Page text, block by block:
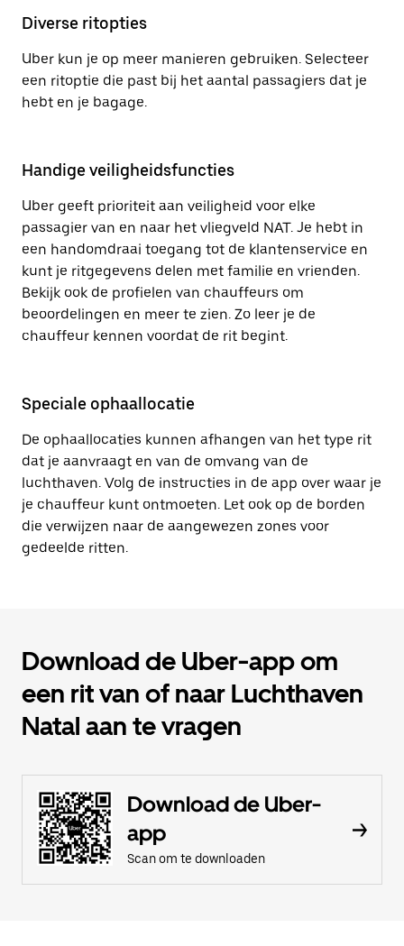
Diverse ritopties
Uber kun je op meer manieren gebruiken. Selecteer
een ritoptie die past bij het aantal passagiers dat je
hebt en je bagage.
Handige veiligheidsfuncties
Uber geeft prioriteit aan veiligheid voor elke
passagier van en naar het vliegveld NAT. Je hebt in
een handomdraai toegang tot de klantenservice en
kunt je ritgegevens delen met familie en vrienden.
Bekijk ook de profielen van chauffeurs om
beoordelingen en meer te zien. Zo leer je de
chauffeur kennen voordat de rit begint.
Speciale ophaallocatie
De ophaallocaties kunnen afhangen van het type rit
dat je aanvraagt en van de omvang van de
luchthaven. Volg de instructies in de app over waar je
je chauffeur kunt ontmoeten. Let ook op de borden
die verwijzen naar de aangewezen zones voor
gedeelde ritten.
Download de Uber-app om
een rit van of naar Luchthaven
Natal aan te vragen
Download de Uber-
app
Scan om te downloaden